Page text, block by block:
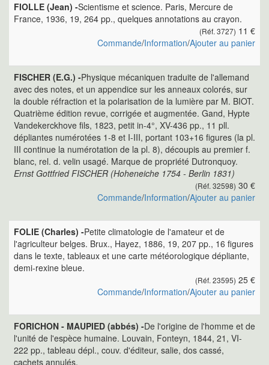
FIOLLE (Jean) -Scientisme et science. Paris, Mercure de
France, 1936, 19, 264 pp., quelques annotations au crayon.
(Réf. 3727) 11 €
Commande/Information/Ajouter au panier
FISCHER (E.G.) -Physique mécaniquen traduite de l'allemand
avec des notes, et un appendice sur les anneaux colorés, sur
la double réfraction et la polarisation de la lumière par M. BIOT.
Quatrième édition revue, corrigée et augmentée. Gand, Hypte
Vandekerckhove fils, 1823, petit in-4°, XV-436 pp., 11 pll.
dépliantes numérotées 1-8 et I-III, portant 103+16 figures (la pl.
III continue la numérotation de la pl. 8), découpis au premier f.
blanc, rel. d. velin usagé. Marque de propriété Dutronquoy.
Ernst Gottfried FISCHER (Hoheneiche 1754 - Berlin 1831)
(Réf. 32598) 30 €
Commande/Information/Ajouter au panier
FOLIE (Charles) -Petite climatologie de l'amateur et de
l'agriculteur belges. Brux., Hayez, 1886, 19, 207 pp., 16 figures
dans le texte, tableaux et une carte météorologique dépliante,
demi-rexine bleue.
(Réf. 23595) 25 €
Commande/Information/Ajouter au panier
FORICHON - MAUPIED (abbés) -De l'origine de l'homme et de
l'unité de l'espèce humaine. Louvain, Fonteyn, 1844, 21, VI-
222 pp., tableau dépl., couv. d'éditeur, salie, dos cassé,
cachets annulés.